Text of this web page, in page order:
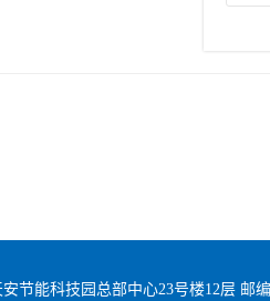
节能科技园总部中心23号楼12层 邮